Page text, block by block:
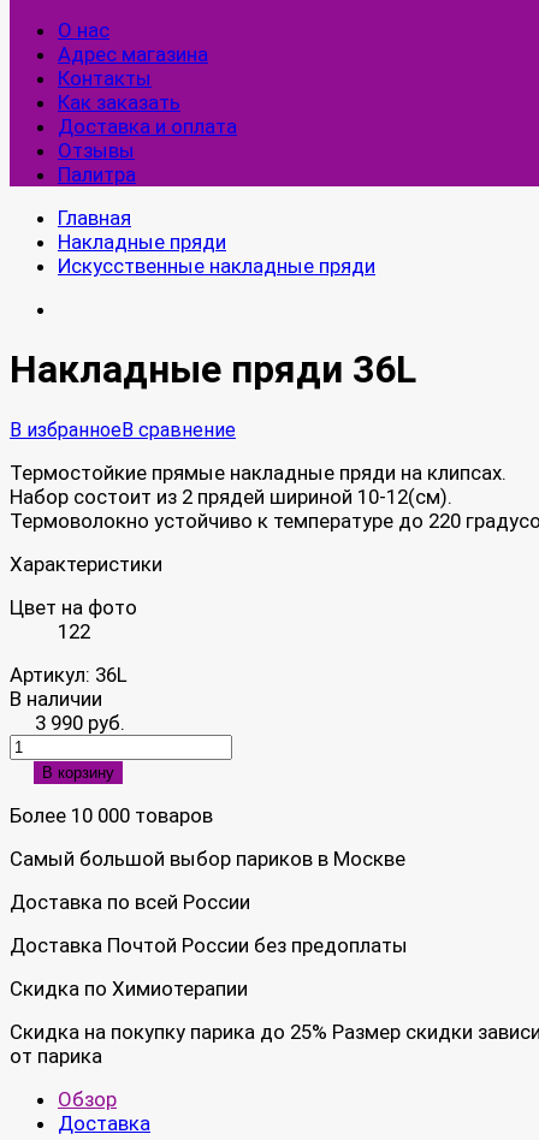
О нас
Адрес магазина
Контакты
Как заказать
Доставка и оплата
Отзывы
Палитра
Главная
Накладные пряди
Искусственные накладные пряди
Накладные пряди 36L
В избранноеВ сравнение
Термостойкие прямые накладные пряди на клипсах.
Набор состоит из 2 прядей шириной 10-12(см).
Термоволокно устойчиво к температуре до 220
Характеристики
Цвет на фото
122
Артикул: 36L
В наличии
3 990 руб.
В корзину
Более 10 000 товаров
Самый большой выбор париков в Москве
Доставка по всей России
Доставка Почтой России без предоплаты
Скидка по Химиотерапии
Скидка на покупку парика до 25% Размер скидки
от парика
Обзор
Доставка